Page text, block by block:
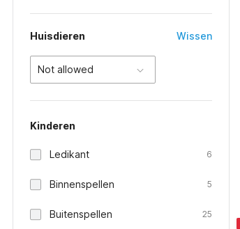
Huisdieren Wissen
Not allowed
Kinderen
Ledikant 6
Binnenspellen 5
Buitenspellen 25